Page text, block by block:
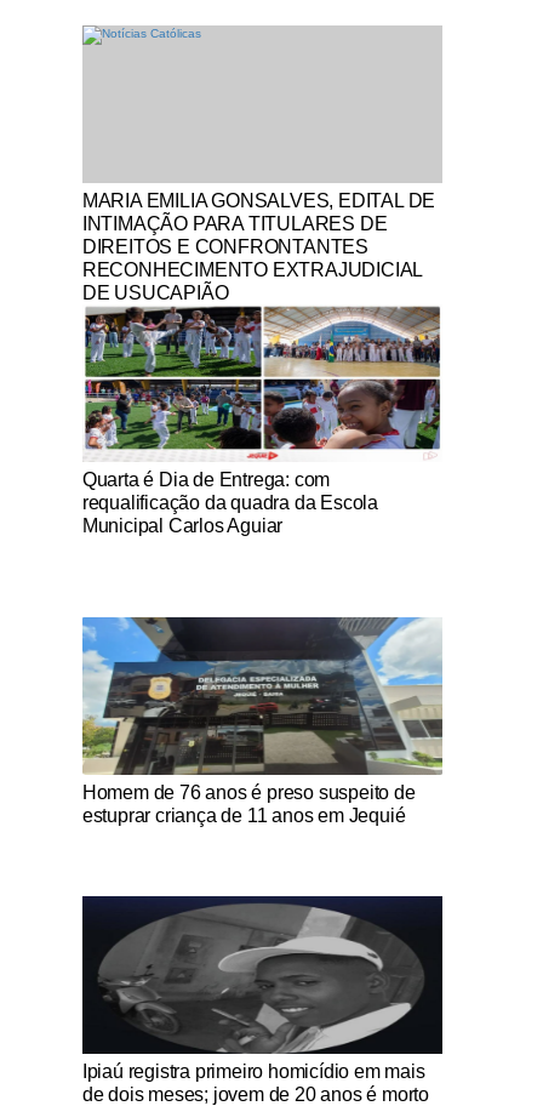
Notícias Católicas
MARIA EMILIA GONSALVES, EDITAL DE
INTIMAÇÃO PARA TITULARES DE
DIREITOS E CONFRONTANTES
RECONHECIMENTO EXTRAJUDICIAL
DE USUCAPIÃO
Notícias Católicas
Quarta é Dia de Entrega: com
requalificação da quadra da Escola
Municipal Carlos Aguiar
Notícias Católicas
Homem de 76 anos é preso suspeito de
estuprar criança de 11 anos em Jequié
Notícias Católicas
Ipiaú registra primeiro homicídio em mais
de dois meses; jovem de 20 anos é morto